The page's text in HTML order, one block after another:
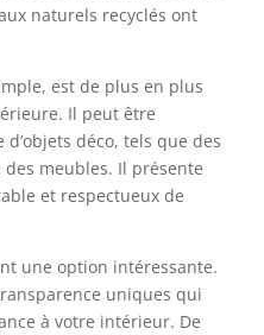
naturels recyclés ont
est de plus en plus
Il peut être
déco, tels que des
des meubles. Il présente
et respectueux de
une option intéressante.
uniques qui
à votre intérieur. De